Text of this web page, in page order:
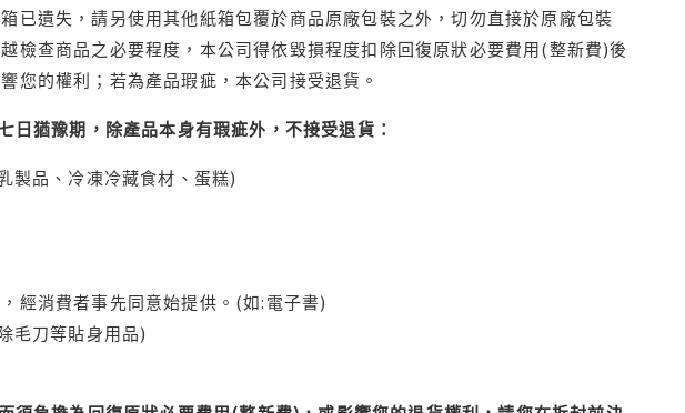
已遺失，請另使用其他紙箱包覆於商品原廠包裝之外，切勿直接於原廠包裝
檢查商品之必要程度，本公司得依毀損程度扣除回復原狀必要費用(整新費)後
您的權利；若為產品瑕疵，本公司接受退貨。
猶豫期，除產品本身有瑕疵外，不接受退貨：
製品、冷凍冷藏食材、蛋糕)
經消費者事先同意始提供。(如:電子書)
毛刀等貼身用品)